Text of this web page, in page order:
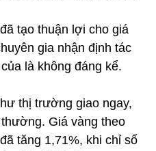
tạo thuận lợi cho giá
gia nhận định tác
là không đáng kể.
thị trường giao ngay,
Giá vàng theo
tăng 1,71%, khi chỉ số